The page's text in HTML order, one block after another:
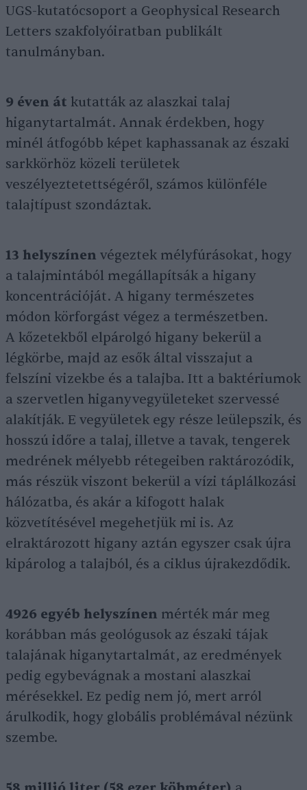
UGS-kutatócsoport a Geophysical Research
Letters szakfolyóiratban publikált
tanulmányban.
9 éven át kutatták az alaszkai talaj
higanytartalmát. Annak érdekben, hogy
minél átfogóbb képet kaphassanak az északi
sarkkörhöz közeli területek
veszélyeztetettségéről, számos különféle
talajtípust szondáztak.
13 helyszínen végeztek mélyfúrásokat, hogy
a talajmintából megállapítsák a higany
koncentrációját. A higany természetes
módon körforgást végez a természetben.
A kőzetekből elpárolgó higany bekerül a
légkörbe, majd az esők által visszajut a
felszíni vizekbe és a talajba. Itt a baktériumok
a szervetlen higanyvegyületeket szervessé
alakítják. E vegyületek egy része leülepszik, és
hosszú időre a talaj, illetve a tavak, tengerek
medrének mélyebb rétegeiben raktározódik,
más részük viszont bekerül a vízi táplálkozási
hálózatba, és akár a kifogott halak
közvetítésével megehetjük mi is. Az
elraktározott higany aztán egyszer csak újra
kipárolog a talajból, és a ciklus újrakezdődik.
4926 egyéb helyszínen mérték már meg
korábban más geológusok az északi tájak
talajának higanytartalmát, az eredmények
pedig egybevágnak a mostani alaszkai
mérésekkel. Ez pedig nem jó, mert arról
árulkodik, hogy globális problémával nézünk
szembe.